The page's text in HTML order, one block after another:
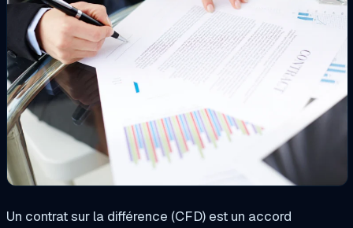
Un contrat sur la différence (CFD) est un accord